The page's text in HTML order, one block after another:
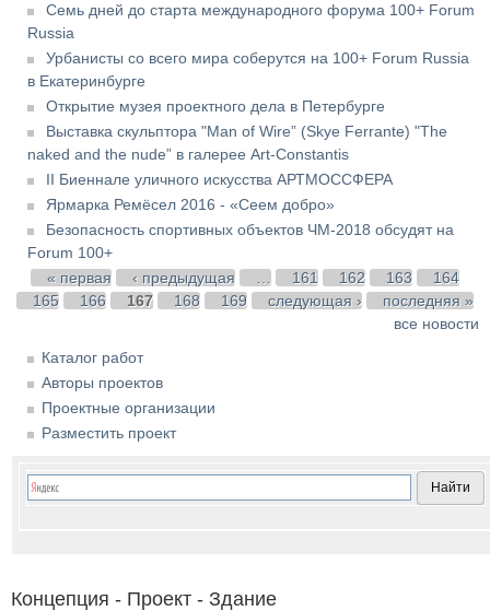
Семь дней до старта международного форума 100+ Forum
Russia
Урбанисты со всего мира соберутся на 100+ Forum Russia
в Екатеринбурге
Открытие музея проектного дела в Петербурге
Выставка скульптора "Man of Wire” (Skye Ferrante) "The
naked and the nude” в галерее Art-Constantis
II Биеннале уличного искусства АРТМОССФЕРА
Ярмарка Ремёсел 2016 - «Сеем добро»
Безопасность спортивных объектов ЧМ-2018 обсудят на
Forum 100+
Страницы
« первая ‹ предыдущая 161 162 163
164
165
166 167 168 169 следующая ›
последняя »
все новости
Каталог работ
Авторы проектов
Проектные организации
Разместить проект
Концепция - Проект - Здание